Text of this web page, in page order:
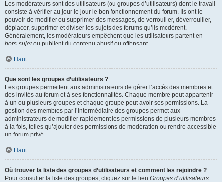
Les modérateurs sont des utilisateurs (ou groupes d’utilisateurs) dont le travail
consiste à vérifier au jour le jour le bon fonctionnement du forum. Ils ont le
pouvoir de modifier ou supprimer des messages, de verrouiller, déverrouiller,
déplacer, supprimer et diviser les sujets des forums qu’ils modèrent.
Généralement, les modérateurs empêchent que les utilisateurs partent en
hors-sujetou publient du contenu abusif ou offensant.
Haut
Que sont les groupes d’utilisateurs ?
Les groupes permettent aux administrateurs de gérer l’accès des membres et
des invités au forum et à ses fonctionnalités. Chaque membre peut appartenir
à un ou plusieurs groupes et chaque groupe peut avoir ses permissions. La
gestion des membres par l’intermédiaire des groupes permet aux
administrateurs de modifier rapidement les permissions de plusieurs membres
à la fois, telles qu’ajouter des permissions de modération ou rendre accessible
un forum privé.
Haut
Où trouver la liste des groupes d’utilisateurs et comment les rejoindre ?
Pour consulter la liste des groupes, cliquez sur le lien Groupes d’utilisateurs